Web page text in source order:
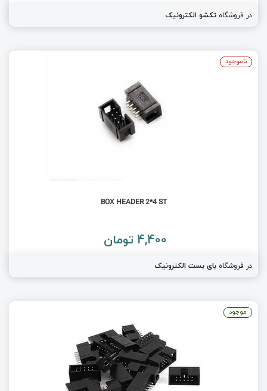
در فروشگاه تکشو الکترونیک
BOX HEADER 2*4 ST
4,400 تومان
در فروشگاه بای بست الکترونیک
ناموجود
موجود